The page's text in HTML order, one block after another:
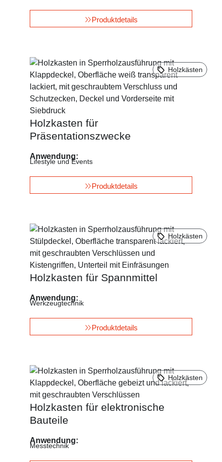
Produktdetails
Holzkästen
Holzkasten für
Präsentationszwecke
Anwendung:
Lifestyle und Events
Produktdetails
Holzkästen
Holzkasten für Spannmittel
Anwendung:
Werkzeugtechnik
Produktdetails
Holzkästen
Holzkasten für elektronische
Bauteile
Anwendung:
Messtechnik